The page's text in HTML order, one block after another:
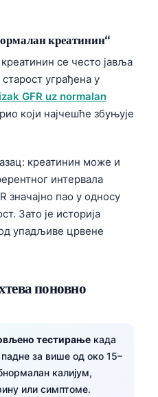
креатинин“
се често јавља
старост уграђена у
GFR uz normalan
који најчешће збуњује
креатинин може и
интервала
значајно пао у односу
Зато је историја
упадљиве црвене
поновно
тестирање када
падне за више од око 15–
калијум,
или симптоме.